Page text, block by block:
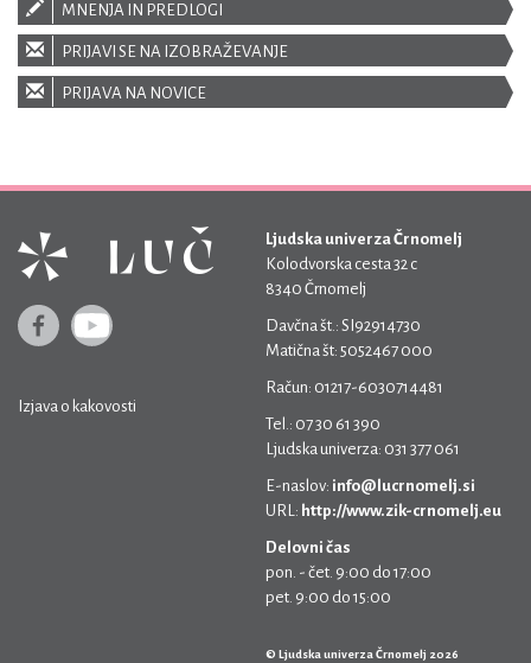
MNENJA IN PREDLOGI
PRIJAVI SE NA IZOBRAŽEVANJE
PRIJAVA NA NOVICE
Izjava o kakovosti
Ljudska univerza Črnomelj
Kolodvorska cesta 32 c
8340 Črnomelj
Davčna št.: SI92914730
Matična št: 5052467 000
Račun: 01217-6030714481
Tel.: 07 30 61 390
Ljudska univerza: 031 377 061
E-naslov: info@lucrnomelj.si
URL: http://www.zik-crnomelj.eu
Delovni čas
pon. - čet. 9:00 do 17:00
pet. 9:00 do 15:00
© Ljudska univerza Črnomelj 2026